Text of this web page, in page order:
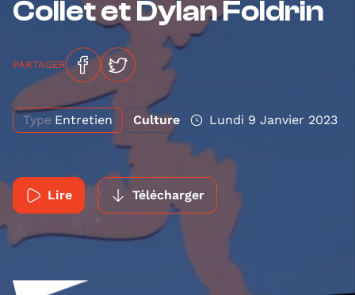
Collet et Dylan Foldrin
PARTAGER
Type Entretien Culture Lundi 9 Janvier 2023
Lire Télécharger